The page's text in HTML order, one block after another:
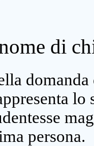
di
lo
persona.